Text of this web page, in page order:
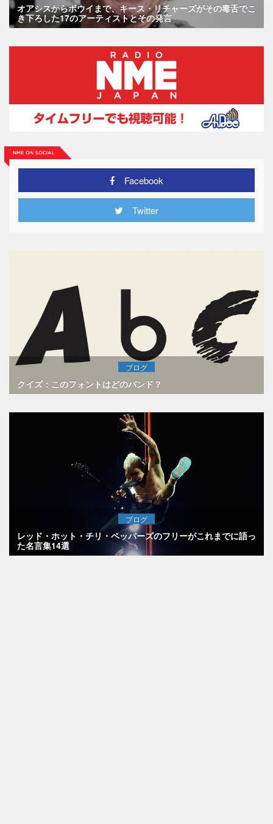
オアシスからボウイまで、キース・リチャーズがその毒舌でこ
き下ろした17のアーティストとその発言
Facebook
Twitter
ブログ
クイズ：このフォントはどのバンド？
ブログ
レッド・ホット・チリ・ペッパーズのフリーがこれまでに語っ
た名言集14選